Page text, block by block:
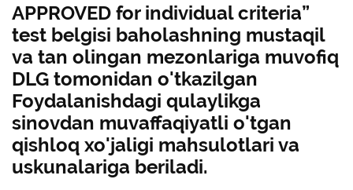
APPROVED for individual criteria”
test belgisi baholashning mustaqil
va tan olingan mezonlariga muvofiq
DLG tomonidan o'tkazilgan
Foydalanishdagi qulaylikga
sinovdan muvaffaqiyatli o'tgan
qishloq xo'jaligi mahsulotlari va
uskunalariga beriladi.